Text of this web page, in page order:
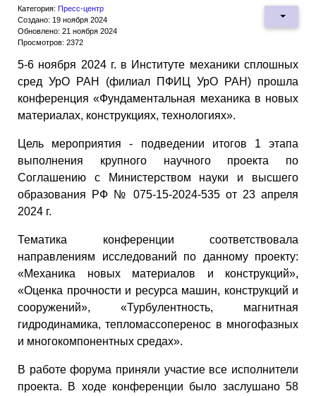
Категория: Пресс-центр
Создано: 19 ноября 2024
Обновлено: 21 ноября 2024
Просмотров: 2372
5-6 ноября 2024 г. в Институте механики сплошных
сред УрО РАН (филиал ПФИЦ УрО РАН) прошла
конференция «Фундаментальная механика в новых
материалах, конструкциях, технологиях».
Цель мероприятия - подведении итогов 1 этапа
выполнения крупного научного проекта по
Соглашению с Министерством науки и высшего
образования РФ № 075-15-2024-535 от 23 апреля
2024 г.
Тематика конференции соответствовала
направлениям исследований по данному проекту:
«Механика новых материалов и конструкций»,
«Оценка прочности и ресурса машин, конструкций и
сооружений», «Турбулентность, магнитная
гидродинамика, тепломассоперенос в многофазных
и многокомпонентных средах».
В работе форума приняли участие все исполнители
проекта. В ходе конференции было заслушано 58